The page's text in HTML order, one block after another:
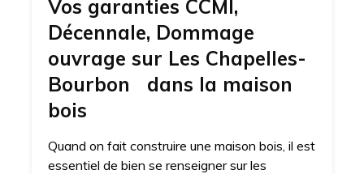
Vos garanties CCMI,
Décennale, Dommage
ouvrage sur Les Chapelles-
Bourbon dans la maison
bois
Quand on fait construire une maison bois, il est
essentiel de bien se renseigner sur les